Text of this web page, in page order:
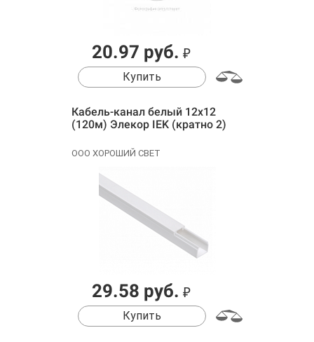
20.97 руб. ₽
Купить
Кабель-канал белый 12х12
(120м) Элекор IEK (кратно 2)
ООО ХОРОШИЙ СВЕТ
29.58 руб. ₽
Купить